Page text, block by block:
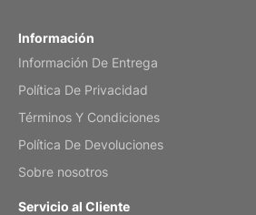
by Anne
Información
Información De Entrega
Política De Privacidad
Términos Y Condiciones
Política De Devoluciones
Sobre nosotros
Servicio al Cliente